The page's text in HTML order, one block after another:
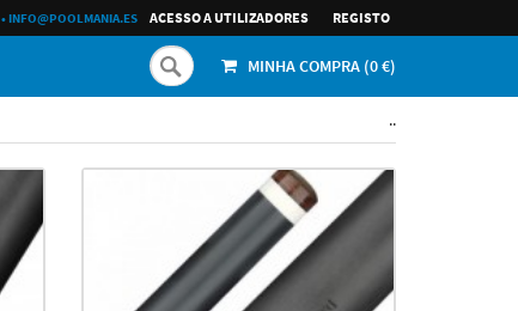
ACESSO A UTILIZADORES REGISTO
•INFO@POOLMANIA.ES
MINHA COMPRA (0€)
..